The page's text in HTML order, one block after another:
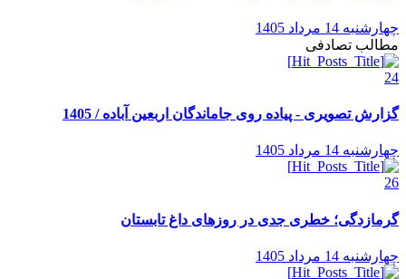
چهارشنبه 14 مرداد 1405
مطالب تصادفی
24
گزارش تصویری - پیاده روی جاماندگان اربعین آباده / 1405
چهارشنبه 14 مرداد 1405
26
گرمازدگی؛ خطری جدی در روزهای داغ تابستان
چهارشنبه 14 مرداد 1405